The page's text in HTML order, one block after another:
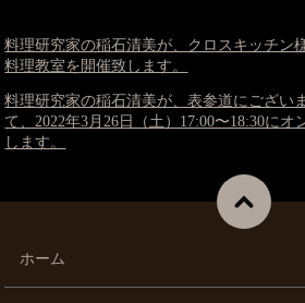
料理研究家の稲石清美が、クロスキッチン
料理教室を開催致します。
料理研究家の稲石清美が、表参道にござい
て、2022年3月26日（土）17:00〜18:30に
します。
ホーム